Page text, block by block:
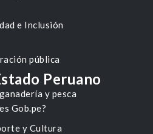
e Inclusión
pública
y pesca
y Cultura
Peruano
Gob.pe?